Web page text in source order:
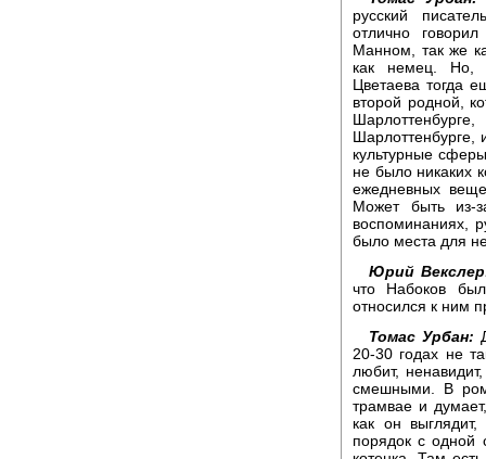
русский
отлично
Манном, так же
как немец. Но,
Цветаева тогда
второй родной,
Шарлоттенбурге,
культурные
не было никаких
ежедневных
Может быть из-
воспоминаниях,
было места для
Юрий
что Набоков
относился к ним
Томас Урбан:
20-30 годах не
любит,
смешными. В
трамвае и
как он
порядок с одной